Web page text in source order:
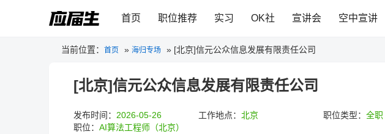
首页 职位推荐 实习 OK社 宣讲会 空中宣讲
当前位置： 首页 » 海归专场 » [北京]信元公众信息发展有限责任公司
[北京]信元公众信息发展有限责任公司
发布时间： 2026-05-26 工作地点： 北京 职位类型： 全职
职位： AI算法工程师（北京）